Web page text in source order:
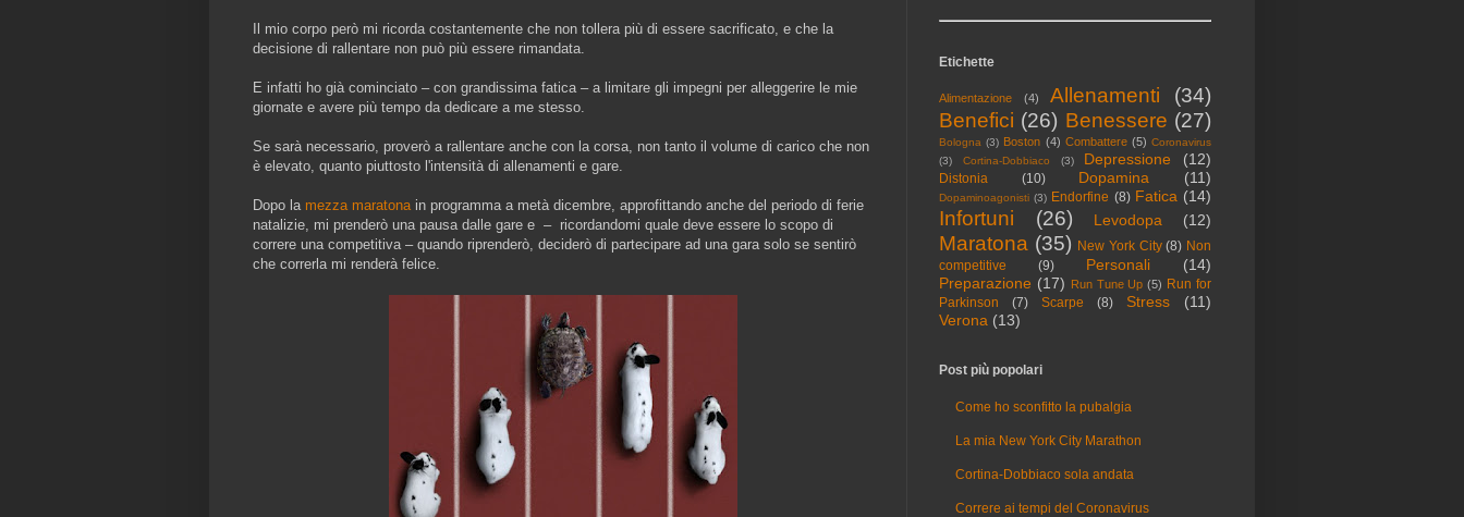
Il mio corpo però mi ricorda costantemente che non tollera più di essere sacrificato, e che la
decisione di rallentare non può più essere rimandata.
E infatti ho già cominciato – con grandissima fatica – a limitare gli impegni per alleggerire le mie
giornate e avere più tempo da dedicare a me stesso.
Se sarà necessario, proverò a rallentare anche con la corsa, non tanto il volume di carico che non
è elevato, quanto piuttosto l'intensità di allenamenti e gare.
Dopo la mezza maratonain programma a metà dicembre, approfittando anche del periodo di ferie
natalizie, mi prenderò una pausa dalle gare e – ricordandomi quale deve essere lo scopo di
correre una competitiva – quando riprenderò, deciderò di partecipare ad una gara solo se sentirò
che correrla mi renderà felice.
Etichette
Alimentazione (4) Allenamenti
(34)
Benefici (26) Benessere (27)
Bologna (3) Boston (4) Combattere (5) Coronavirus
(3)
Cortina-Dobbiaco (3) Depressione (12)
Distonia (10) Dopamina (11)
Dopaminoagonisti (3) Endorfine (8) Fatica (14)
Infortuni (26) Levodopa (12)
Maratona (35) New York City (8) Non
competitive
(9) Personali
(14)
Preparazione (17) Run Tune Up (5) Run for
Parkinson
(7) Scarpe (8) Stress
(11)
Verona (13)
Post più popolari
Come ho sconfitto la pubalgia
La mia New York City Marathon
Cortina-Dobbiaco sola andata
Correre ai tempi del Coronavirus